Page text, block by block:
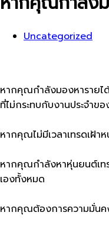
Uncategorized
หากคุณกำลังมองหา​รายไ
ที่ไม่กระทบกับงานประจำข
หากคุณ​ไม่มีเวลาเทรดเฝ้า
หากคุณกำลังหาหุ่นยนต์​เ
เอง​ทั้งหมด
หากคุณต้องการความมั่น